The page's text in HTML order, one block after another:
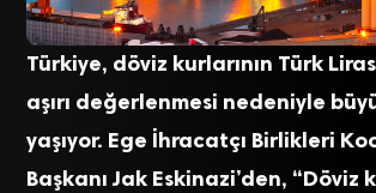
Türkiye, döviz kurlarının Türk
aşırı değerlenmesi nedeniyle
yaşıyor. Ege İhracatçı Birlikleri
Başkanı Jak Eskinazi’den, “Döviz